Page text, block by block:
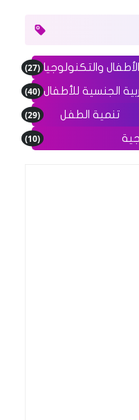
الأطفال والتكنولوجيا (27)
الجنسية للأطفال (40)
تنمية الطفل (29)
(10)